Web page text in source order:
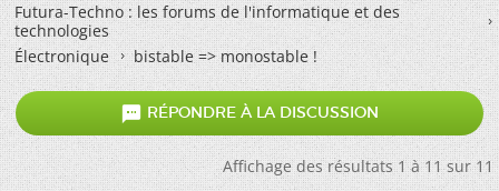
Futura-Techno : les forums de l'informatique et des
technologies
Électronique
bistable => monostable !
 RÉPONDRE À LA DISCUSSION
Affichage des résultats 1 à 11 sur 11